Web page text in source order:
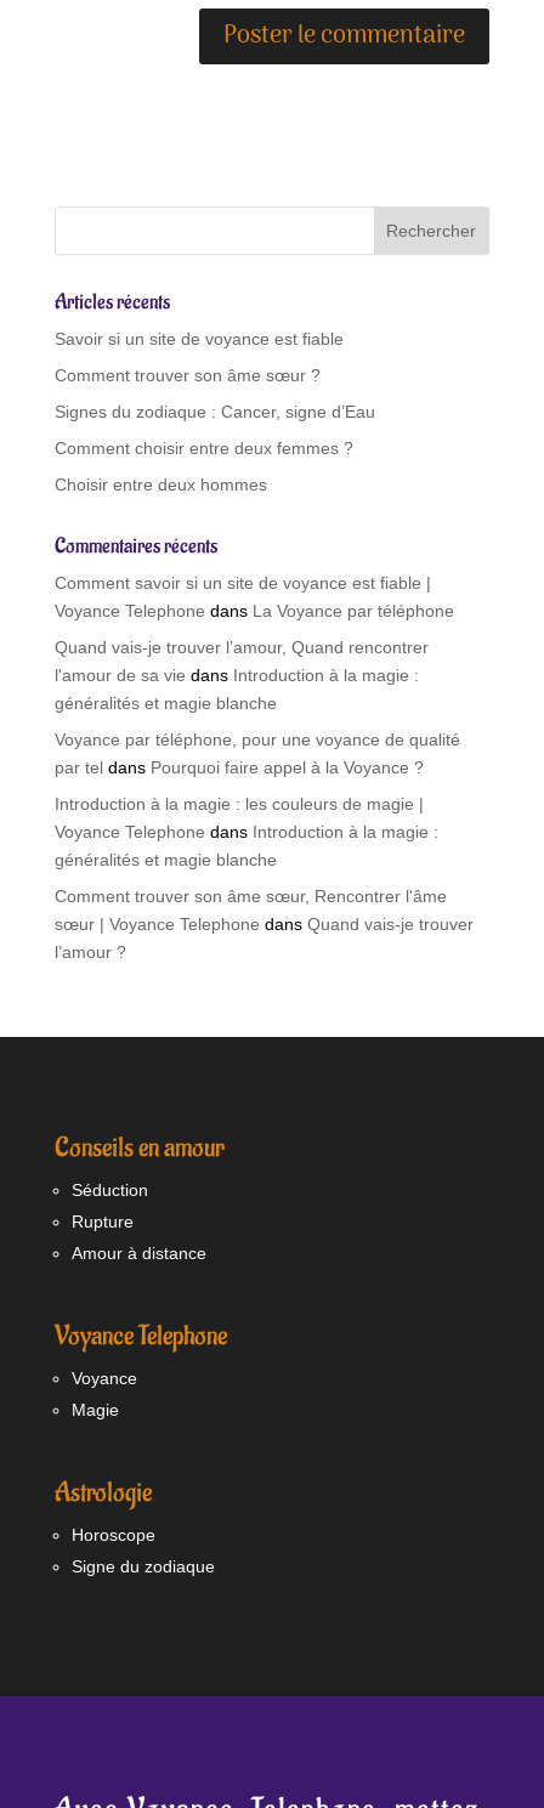
i
v
:
Articles récents
Savoir si un site de voyance est fiable
Comment trouver son âme sœur ?
Signes du zodiaque : Cancer, signe d’Eau
Comment choisir entre deux femmes ?
Choisir entre deux hommes
Commentaires récents
Comment savoir si un site de voyance est fiable |
Voyance Telephone dans La Voyance par téléphone
Quand vais-je trouver l’amour, Quand rencontrer
l'amour de sa vie dans Introduction à la magie :
généralités et magie blanche
Voyance par téléphone, pour une voyance de qualité
par teldans Pourquoi faire appel à la Voyance ?
Introduction à la magie : les couleurs de magie |
Voyance Telephone dans Introduction à la magie :
généralités et magie blanche
Comment trouver son âme sœur, Rencontrer l'âme
sœur | Voyance Telephone dans Quand vais-je trouver
l’amour ?
Conseils en amour
Séduction
Rupture
Amour à distance
Voyance Telephone
Voyance
Magie
Astrologie
Horoscope
Signe du zodiaque